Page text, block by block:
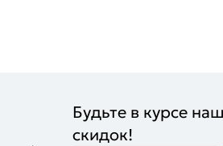
Будьте в курсе
скидок!